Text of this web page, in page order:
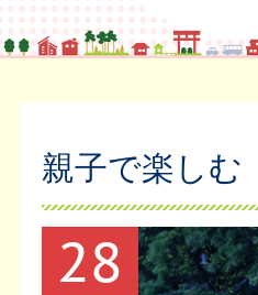
親子で楽しむ
28